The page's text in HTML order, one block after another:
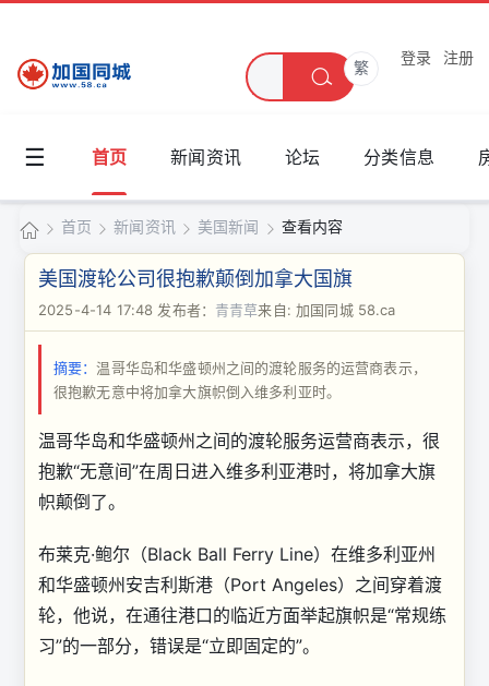
繁
登录 注册
☰ 首页 新闻资讯 论坛 分类信息
加
同
›
首页
›
新闻资讯
›
美国新闻
›
查看内容
美国渡轮公司很抱歉颠倒加拿大国旗
2025-4-14 17:48 发布者： 青青草来自: 加国同城 58.ca
摘要：温哥华岛和华盛顿州之间的渡轮服务的运营商表示，
很抱歉无意中将加拿大旗帜倒入维多利亚时。
温哥华岛和华盛顿州之间的渡轮服务运营商表示，很
抱歉“无意间”在周日进入维多利亚港时，将加拿大旗
帜颠倒了。
布莱克·鲍尔（Black Ball Ferry Line）在维多利亚州
和华盛顿州安吉利斯港（Port Angeles）之间穿着渡
轮，他说，在通往港口的临近方面举起旗帜是“常规练
习”的一部分，错误是“立即固定的”。